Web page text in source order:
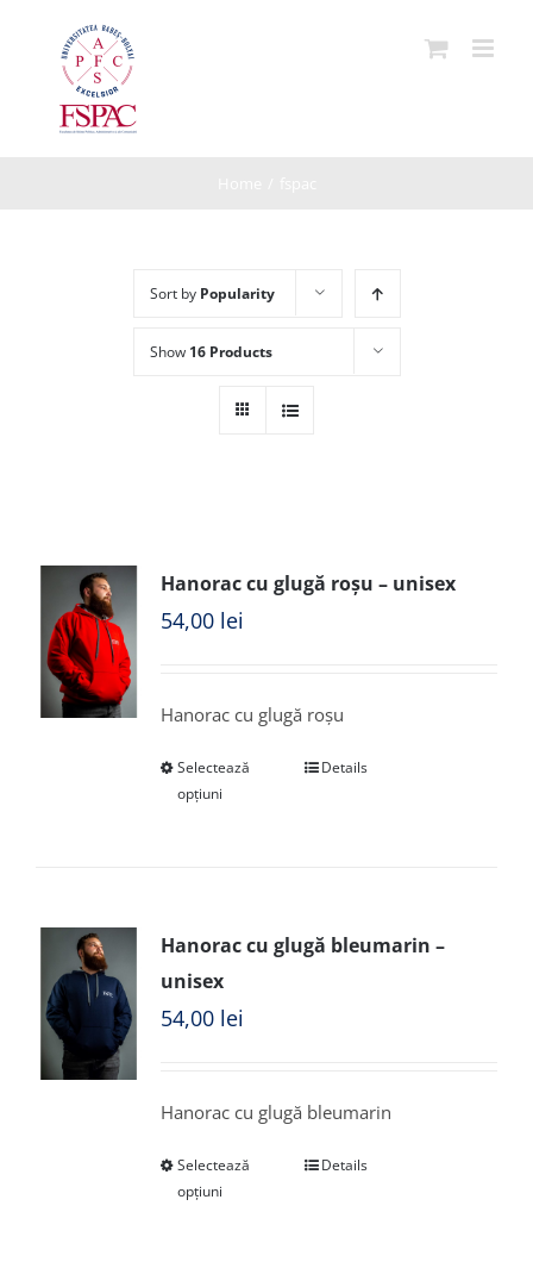
Sort by Popularity
Show 16 Products
Hanorac cu glugă roșu – unisex
54,00 lei
Hanorac cu glugă roșu
Selectează
opțiuni
Details
Hanorac cu glugă bleumarin –
unisex
54,00 lei
Hanorac cu glugă bleumarin
Selectează
opțiuni
Details